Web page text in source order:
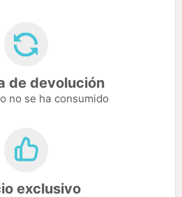
de devolución
no se ha consumido
exclusivo